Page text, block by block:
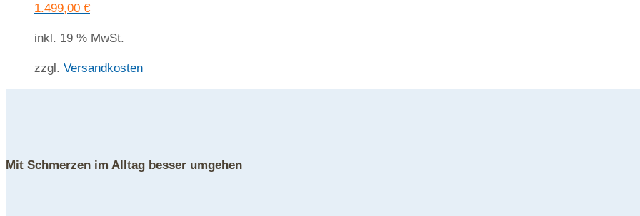
1.499,00 €
inkl. 19 % MwSt.
zzgl. Versandkosten
Mit Schmerzen im Alltag besser umgehen